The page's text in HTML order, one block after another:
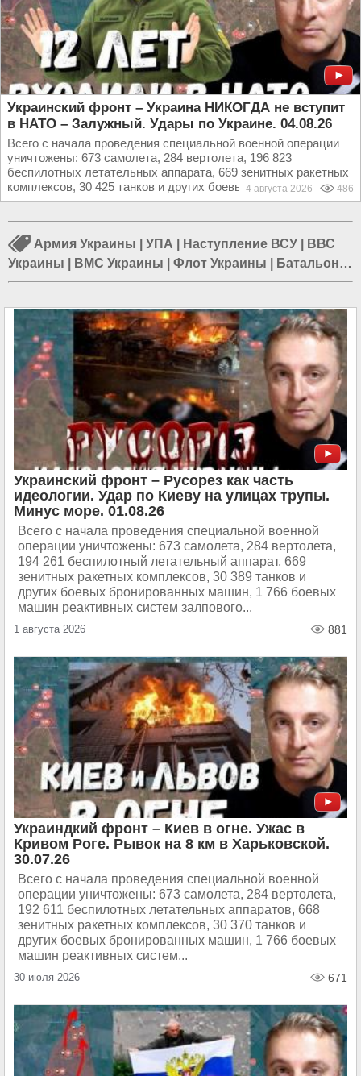
Украинский фронт – Украина НИКОГДА не вступит
в НАТО – Залужный. Удары по Украине. 04.08.26
Всего с начала проведения специальной военной операции
уничтожены: 673 самолета, 284 вертолета, 196 823
беспилотных летательных аппарата, 669 зенитных ракетных
комплексов, 30 425 танков и других боевых...4 августа 2026 486
Армия Украины УПА Наступление ВСУ
ВВС
Украины
ВМС Украины Флот Украины
Батальон
«Айдар»|ПВО Украины
Украинский фронт – Русорез как часть
идеологии. Удар по Киеву на улицах трупы.
Минус море. 01.08.26
Всего с начала проведения специальной военной
операции уничтожены: 673 самолета, 284 вертолета,
194 261 беспилотный летательный аппарат, 669
зенитных ракетных комплексов, 30 389 танков и
других боевых бронированных машин, 1 766 боевых
машин реактивных систем залпового...
1 августа 2026 881
Украиндкий фронт – Киев в огне. Ужас в
Кривом Роге. Рывок на 8 км в Харьковской.
30.07.26
Всего с начала проведения специальной военной
операции уничтожены: 673 самолета, 284 вертолета,
192 611 беспилотных летательных аппаратов, 668
зенитных ракетных комплексов, 30 370 танков и
других боевых бронированных машин, 1 766 боевых
машин реактивных систем...
30 июля 2026 671